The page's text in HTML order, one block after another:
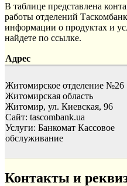
В таблице представлена
работы отделений
информации о продуктах и
найдете по ссылке.
Адрес
Житомирское отделение №26
Житомирская область
Житомир, ул. Киевская, 96
Сайт: tascombank.ua
Услуги: Банкомат Кассовое
обслуживание
Контакты и